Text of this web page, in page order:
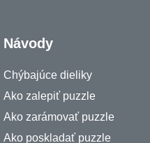
Návody
Chýbajúce dieliky
Ako zalepiť puzzle
Ako zarámovať puzzle
Ako poskladať puzzle